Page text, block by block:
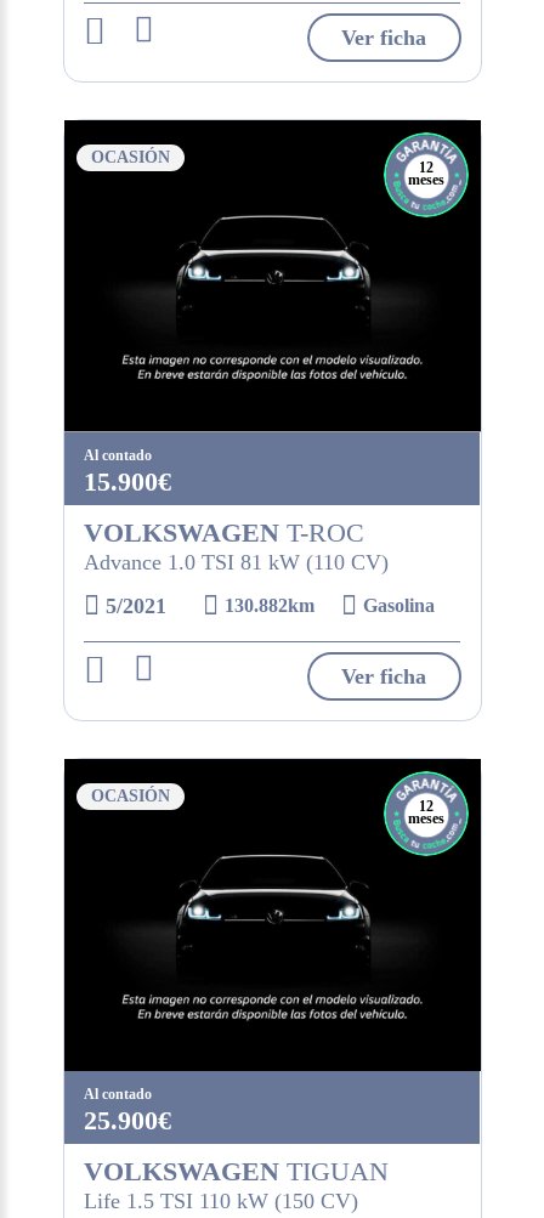
Ver ficha
OCASIÓN
12
meses
Al contado
15.900€
VOLKSWAGENT-ROC
Advance 1.0 TSI 81 kW (110 CV)
5/2021
130.882km Gasolina
Ver ficha
OCASIÓN
12
meses
Al contado
25.900€
VOLKSWAGENTIGUAN
Life 1.5 TSI 110 kW (150 CV)